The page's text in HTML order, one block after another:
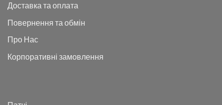
Доставка та оплата
Повернення та обмін
Про Нас
Корпоративні замовлення